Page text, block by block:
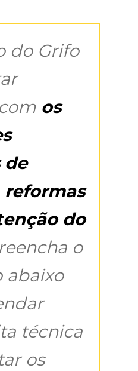
do Grifo
os
de
reformas
do
o
abaixo
técnica
os